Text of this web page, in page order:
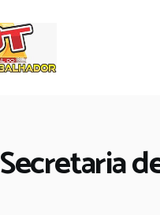
Secretaria